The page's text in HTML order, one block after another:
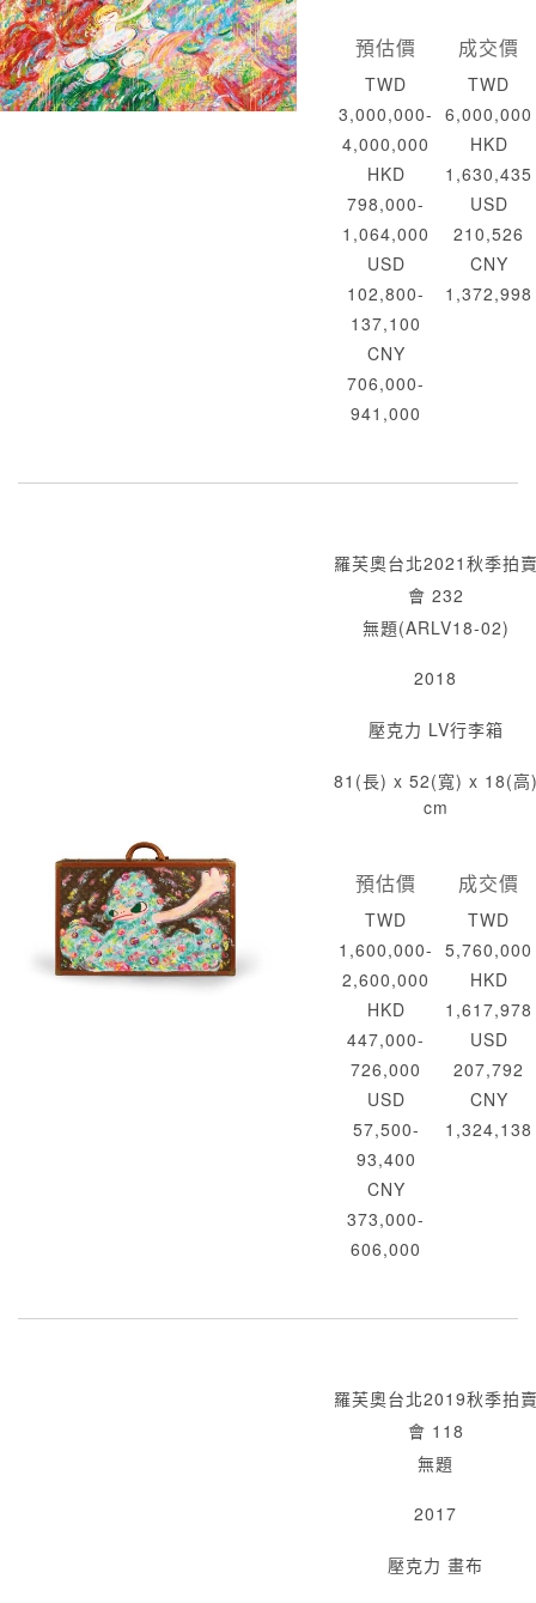
預估價
TWD
3,000,000-
4,000,000
HKD
798,000-
1,064,000
USD
102,800-
137,100
CNY
706,000-
941,000
成交價
TWD
6,000,000
HKD
1,630,435
USD
210,526
CNY
1,372,998
羅芙奧台北2021秋季拍
會 232
無題(ARLV18-02)
2018
壓克力 LV行李箱
81(長) x 52(寬) x 18(高
cm
預估價
TWD
1,600,000-
2,600,000
HKD
447,000-
726,000
USD
57,500-
93,400
CNY
373,000-
606,000
成交價
TWD
5,760,000
HKD
1,617,978
USD
207,792
CNY
1,324,138
羅芙奧台北2019秋季拍
會 118
無題
2017
壓克力 畫布